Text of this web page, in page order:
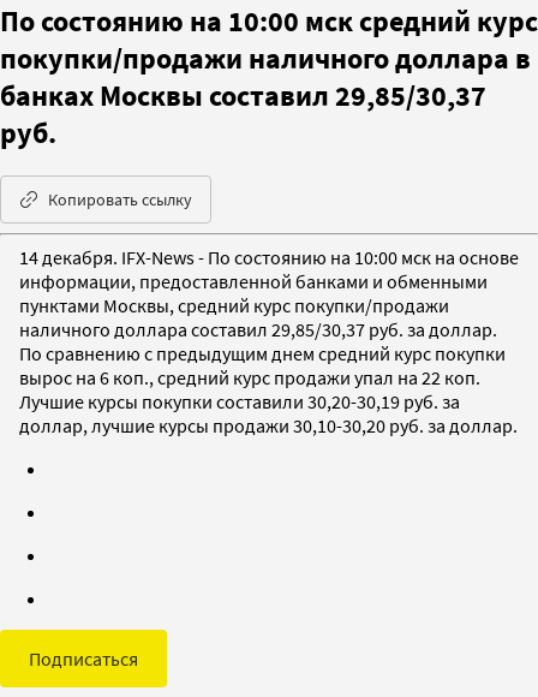
По состоянию на 10:00 мск средний курс
покупки/продажи наличного доллара в
банках Москвы составил 29,85/30,37
руб.
Копировать ссылку
14 декабря. IFX-News - По состоянию на 10:00 мск на основе
информации, предоставленной банками и обменными
пунктами Москвы, средний курс покупки/продажи
наличного доллара составил 29,85/30,37 руб. за доллар.
По сравнению с предыдущим днем средний курс покупки
вырос на 6 коп., средний курс продажи упал на 22 коп.
Лучшие курсы покупки составили 30,20-30,19 руб. за
доллар, лучшие курсы продажи 30,10-30,20 руб. за доллар.
Подписаться